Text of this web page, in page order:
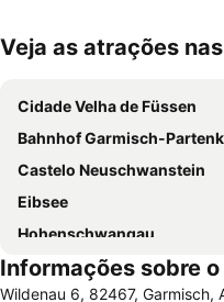
Ampliar mapa
Veja as atrações
Cidade Velha de Füssen
Bahnhof Garmisch-Partenkirchen
Castelo Neuschwanstein
Eibsee
Hohenschwangau
Bahnhof Füssen
Alpenhof
Informações sobre
Wildenau 6, 82467, Garmisch,